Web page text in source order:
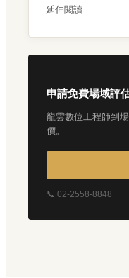
延伸閱讀
申請免費場域評
龍雲數位工程師到
價。
📞 02-2558-8848